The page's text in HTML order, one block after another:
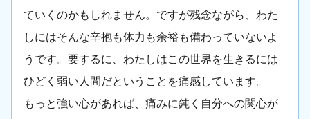
ていくのかもしれません。ですが残念ながら、わた
しにはそんな辛抱も体力も余裕も備わっていないよ
うです。要するに、わたしはこの世界を生きるには
ひどく弱い人間だということを痛感しています。
もっと強い心があれば、痛みに鈍く自分への関心が